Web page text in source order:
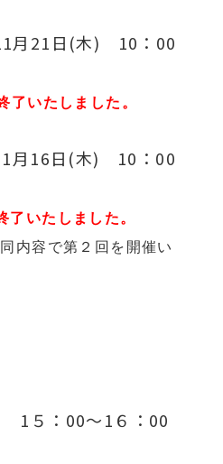
月21日(木) 10：00
了いたしました。
月16日(木) 10：00
了いたしました。
で第２回を開催い
５：00～1６：00